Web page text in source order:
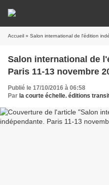
Accueil » Salon international de l'édition
Salon international de
Paris 11-13 novembre
Publié le 17/10/2016 à 06:58
Par la courte échelle. éditions